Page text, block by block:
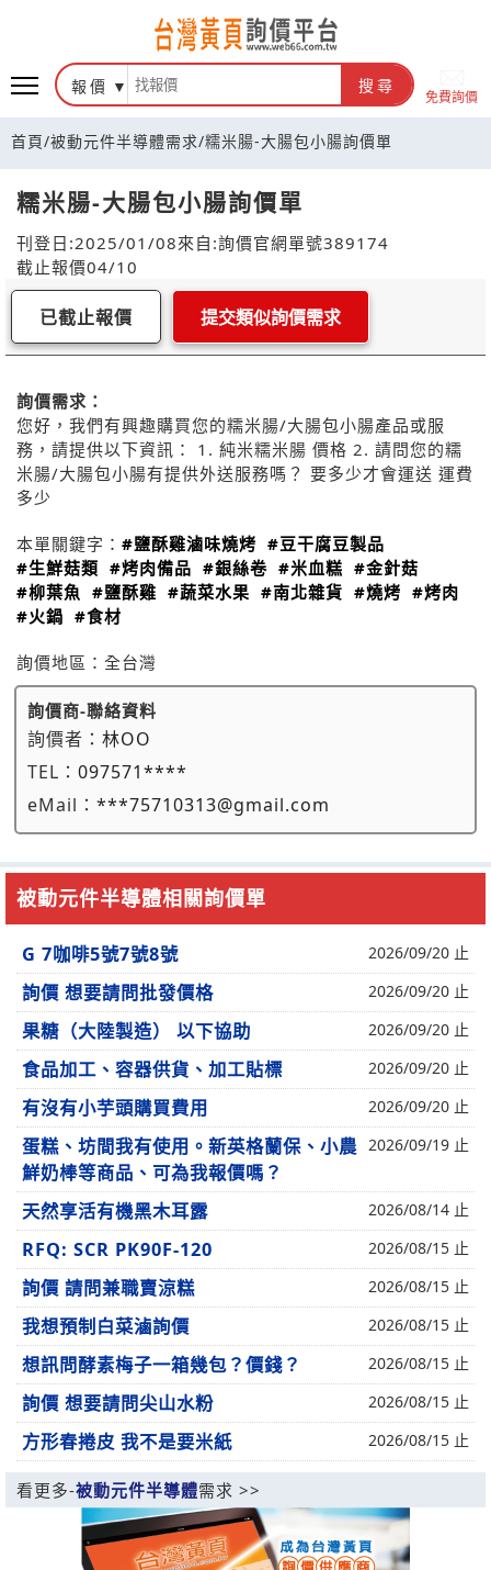
報價 搜尋
免費詢價
首頁/被動元件半導體需求/糯米腸-大腸包小腸詢價單
糯米腸-大腸包小腸詢價單
刊登日:2025/01/08來自:詢價官網單號389174
截止報價04/10
已截止報價 提交類似詢價需求
詢價需求：
您好，我們有興趣購買您的糯米腸/大腸包小腸產品或服
務，請提供以下資訊： 1. 純米糯米腸 價格 2. 請問您的糯
米腸/大腸包小腸有提供外送服務嗎？ 要多少才會運送 運費
多少
本單關鍵字： #鹽酥雞滷味燒烤 #豆干腐豆製品
#生鮮菇類 #烤肉備品 #銀絲卷 #米血糕 #金針菇
#柳葉魚 #鹽酥雞 #蔬菜水果 #南北雜貨 #燒烤 #烤肉
#火鍋 #食材
詢價地區： 全台灣
詢價商-聯絡資料
詢價者： 林OO
TEL： 097571****
eMail： ***75710313@gmail.com
被動元件半導體相關詢價單
G 7咖啡5號7號8號 2026/09/20 止
詢價 想要請問批發價格 2026/09/20 止
果糖（大陸製造） 以下協助 2026/09/20 止
食品加工、容器供貨、加工貼標 2026/09/20 止
有沒有小芋頭購買費用 2026/09/20 止
蛋糕、坊間我有使用。新英格蘭保、小農
鮮奶棒等商品、可為我報價嗎？
2026/09/19 止
天然享活有機黑木耳露 2026/08/14 止
RFQ: SCR PK90F-120 2026/08/15 止
詢價 請問兼職賣涼糕 2026/08/15 止
我想預制白菜滷詢價 2026/08/15 止
想訊問酵素梅子一箱幾包？價錢？ 2026/08/15 止
詢價 想要請問尖山水粉 2026/08/15 止
方形春捲皮 我不是要米紙 2026/08/15 止
看更多-被動元件半導體需求 >>